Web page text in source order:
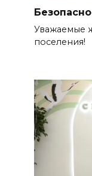
Уважаемые
поселения!